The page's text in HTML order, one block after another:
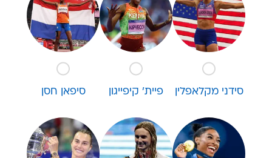
סידני מקלאפלין פיית' קיפייגון סיפאן חסן